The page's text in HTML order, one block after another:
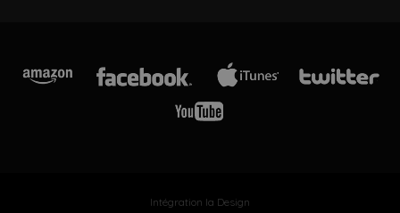
Intégration Ia Design